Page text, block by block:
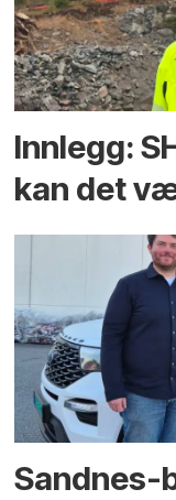
Innlegg:
kan det
Sandnes-